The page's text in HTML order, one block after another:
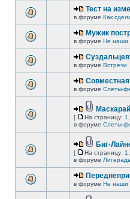
Тест на
в форуме Как
Мужик
в форуме Не наши
в форуме Встречи
Совместная
в форуме Слеты-
[ На страницу: 1
в форуме Слеты-
Биг-
[ На страницу: 1
в форуме
в форуме Не наши